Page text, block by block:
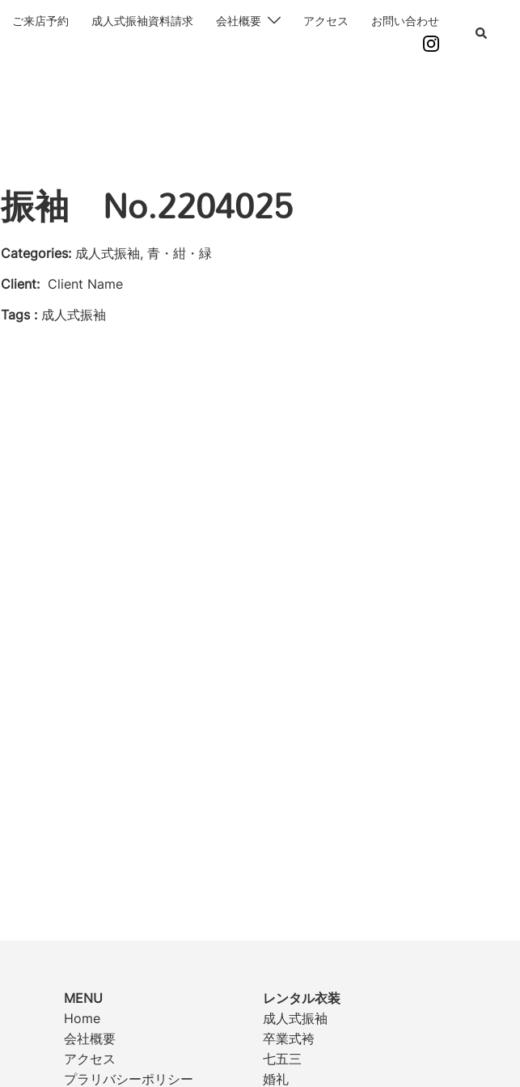
ご来店予約 成人式振袖資料請求 会社概要 アクセス お問い合わせ
振袖 No.2204025
Categories: 成人式振袖, 青・紺・緑
Client: Client Name
Tags : 成人式振袖
MENU
Home
会社概要
アクセス
プラリバシーポリシー
レンタル衣装
成人式振袖
卒業式袴
七五三
婚礼